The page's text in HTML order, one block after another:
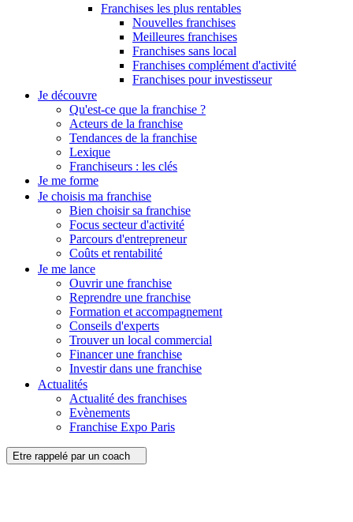
Franchises les plus rentables
Nouvelles franchises
Meilleures franchises
Franchises sans local
Franchises complément d'activité
Franchises pour investisseur
Je découvre
Qu'est-ce que la franchise ?
Acteurs de la franchise
Tendances de la franchise
Lexique
Franchiseurs : les clés
Je me forme
Je choisis ma franchise
Bien choisir sa franchise
Focus secteur d'activité
Parcours d'entrepreneur
Coûts et rentabilité
Je me lance
Ouvrir une franchise
Reprendre une franchise
Formation et accompagnement
Conseils d'experts
Trouver un local commercial
Financer une franchise
Investir dans une franchise
Actualités
Actualité des franchises
Evènements
Franchise Expo Paris
Etre rappelé par un coach